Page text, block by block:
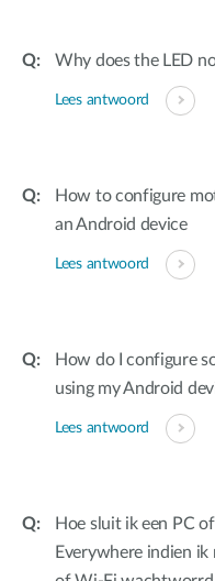
Why does the LED
Lees antwoord
How to configure
an Android device
Lees antwoord
How do I configure
using my Android
Lees antwoord
Hoe sluit ik een PC
Everywhere indien